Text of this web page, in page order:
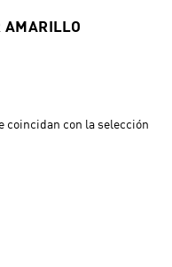
AMARILLO
coincidan con la selección